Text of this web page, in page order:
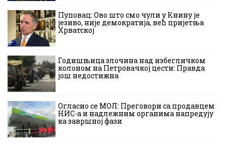
Пуповац: Ово што смо чули у Книну је
језиво, није демократија, већ пријетња
Хрватској
Годишњица злочина над избегличком
колоном на Петровачкој цести: Правда
још недостижна
Огласио се МОЛ: Преговори са продавцем
НИС-а и надлежним органима напредују
ка завршној фази